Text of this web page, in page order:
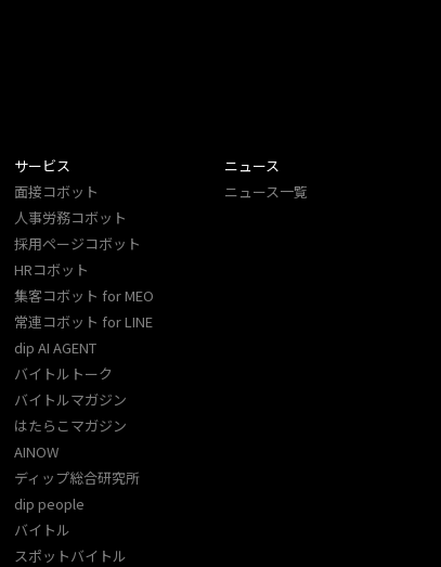
サービス
面接コボット
人事労務コボット​
採用ページコボット​
HRコボット
集客コボット for MEO
常連コボット for LINE​
dip AI AGENT
バイトルトーク
バイトルマガジン
はたらこマガジン
AINOW
ディップ総合研究所
dip people
バイトル
スポットバイトル
ニュース
ニュース一覧